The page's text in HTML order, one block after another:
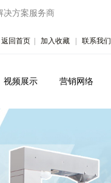
决方案服务商
返回首页 加入收藏 联系我们
视频展示 营销网络